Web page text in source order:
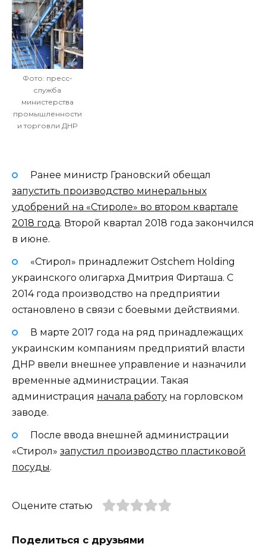
Фото: пресс-
служба
министерства
промышленности
и торговли ДНР
Ранее министр Грановский обещал
запустить производство минеральных
удобрений на «Стироле» во втором квартале
2018 года. Второй квартал 2018 года закончился
в июне.
«Стирол» принадлежит Ostchem Holding
украинского олигарха Дмитрия Фирташа. С
2014 года производство на предприятии
остановлено в связи с боевыми действиями.
В марте 2017 года на ряд принадлежащих
украинским компаниям предприятий власти
ДНР ввели внешнее управление и назначили
временные администрации. Такая
администрация начала работу на горловском
заводе.
После ввода внешней администрации
«Стирол» запустил производство пластиковой
посуды.
Оцените статью
Поделиться с друзьями